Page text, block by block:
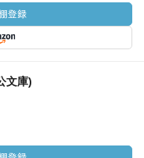
文庫)